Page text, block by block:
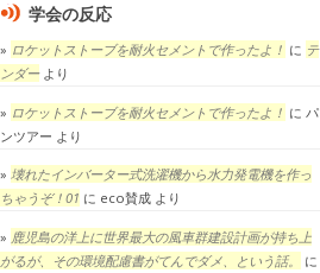
学会の反応
ロケットストーブを耐火セメントで作ったよ！ に テ
ンダーより
ロケットストーブを耐火セメントで作ったよ！ に パ
ンツアー より
壊れたインバーター式洗濯機から水力発電機を作っ
ちゃうぞ！01 に eco賛成 より
鹿児島の洋上に世界最大の風車群建設計画が持ち上
がるが、その環境配慮書がてんでダメ、という話。
に